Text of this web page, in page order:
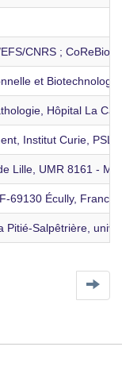
CNRS ;
et
Hôpital La
Institut Curie,
Lille, UMR 8161 -
69130 Écully, France
Pitié-Salpêtrière,